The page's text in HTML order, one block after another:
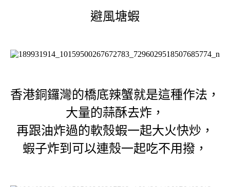
避風塘蝦
香港銅鑼灣的橋底辣蟹就是這種作法，
大量的蒜酥去炸，
再跟油炸過的軟殼蝦一起大火快炒，
蝦子炸到可以連殼一起吃不用撥，